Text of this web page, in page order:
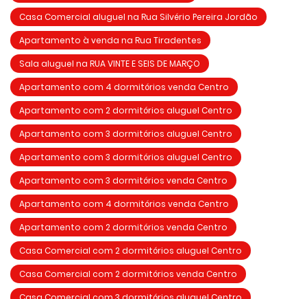
Casa Comercial aluguel na Rua Silvério Pereira Jordão
Apartamento à venda na Rua Tiradentes
Sala aluguel na RUA VINTE E SEIS DE MARÇO
Apartamento com 4 dormitórios venda Centro
Apartamento com 2 dormitórios aluguel Centro
Apartamento com 3 dormitórios aluguel Centro
Apartamento com 3 dormitórios aluguel Centro
Apartamento com 3 dormitórios venda Centro
Apartamento com 4 dormitórios venda Centro
Apartamento com 2 dormitórios venda Centro
Casa Comercial com 2 dormitórios aluguel Centro
Casa Comercial com 2 dormitórios venda Centro